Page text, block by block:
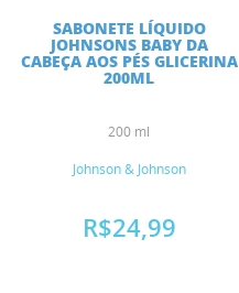
SABONETE LÍQUIDO
JOHNSONS BABY DA
CABEÇA AOS PÉS GLICERINA
200ML
200 ml
Johnson & Johnson
R$24,99